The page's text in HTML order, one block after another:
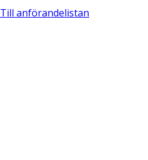
Till anförandelistan